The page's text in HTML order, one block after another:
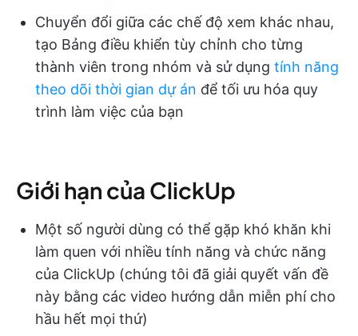
Chuyển đổi giữa các chế độ xem khác nhau,
tạo Bảng điều khiển tùy chỉnh cho từng
thành viên trong nhóm và sử dụng tính năng
theo dõi thời gian dự án để tối ưu hóa quy
trình làm việc của bạn
Giới hạn của ClickUp
Một số người dùng có thể gặp khó khăn khi
làm quen với nhiều tính năng và chức năng
của ClickUp (chúng tôi đã giải quyết vấn đề
này bằng các video hướng dẫn miễn phí cho
hầu hết mọi thứ)